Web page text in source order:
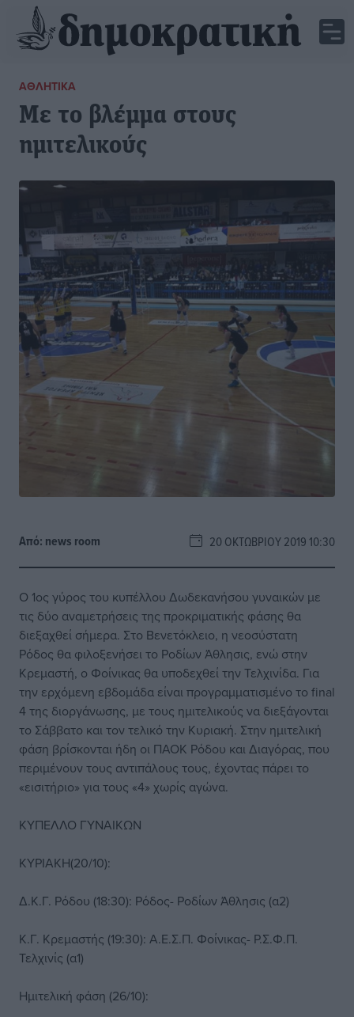
ΑΘΛΗΤΙΚΆ
Με το βλέμμα στους
ημιτελικούς
Από: news room 20 ΟΚΤΩΒΡΊΟΥ 2019 10:30
Ο 1ος γύρος του κυπέλλου Δωδεκανήσου γυναικών με
τις δύο αναμετρήσεις της προκριματικής φάσης θα
διεξαχθεί σήμερα. Στο Βενετόκλειο, η νεοσύστατη
Ρόδος θα φιλοξενήσει το Ροδίων Άθλησις, ενώ στην
Κρεμαστή, ο Φοίνικας θα υποδεχθεί την Τελχινίδα. Για
την ερχόμενη εβδομάδα είναι προγραμματισμένο το final
4 της διοργάνωσης, με τους ημιτελικούς να διεξάγονται
το Σάββατο και τον τελικό την Κυριακή. Στην ημιτελική
φάση βρίσκονται ήδη οι ΠΑΟΚ Ρόδου και Διαγόρας, που
περιμένουν τους αντιπάλους τους, έχοντας πάρει το
«εισιτήριο» για τους «4» χωρίς αγώνα.
ΚΥΠΕΛΛΟ ΓΥΝΑΙΚΩΝ
ΚΥΡΙΑΚΗ(20/10):
Δ.Κ.Γ. Ρόδου (18:30): Ρόδος- Ροδίων Άθλησις (α2)
Κ.Γ. Κρεμαστής (19:30): Α.Ε.Σ.Π. Φοίνικας- Ρ.Σ.Φ.Π.
Τελχινίς (α1)
Ημιτελική φάση (26/10):